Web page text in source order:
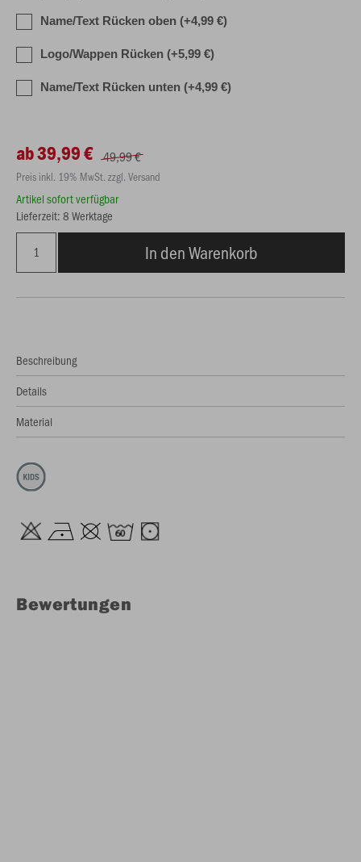
Name/Text Rücken oben (+4,99 €)
Logo/Wappen Rücken (+5,99 €)
Name/Text Rücken unten (+4,99 €)
ab 39,99 € 49,99 €
Preis inkl. 19% MwSt. zzgl. Versand
Artikel sofort verfügbar
Lieferzeit: 8 Werktage
In den Warenkorb
Beschreibung
Details
Material
Bewertungen